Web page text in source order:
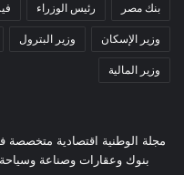
بنك مصر رئيس الوزراء
وزير الإسكان وزير البترول
وزير المالية
مجلة الوطنية اقتصادية متخصصة
بنوك وعقارات وصناعة وسياحة